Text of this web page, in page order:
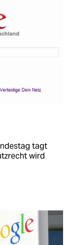
tagt
wird